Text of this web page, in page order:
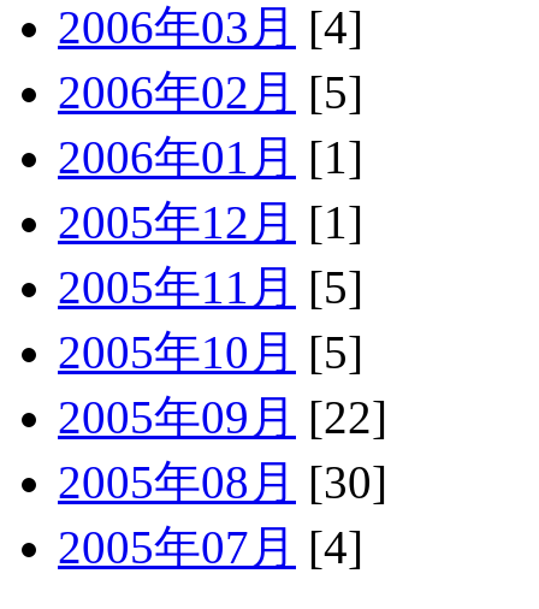
2006年03月 [4]
2006年02月 [5]
2006年01月 [1]
2005年12月 [1]
2005年11月 [5]
2005年10月 [5]
2005年09月 [22]
2005年08月 [30]
2005年07月 [4]